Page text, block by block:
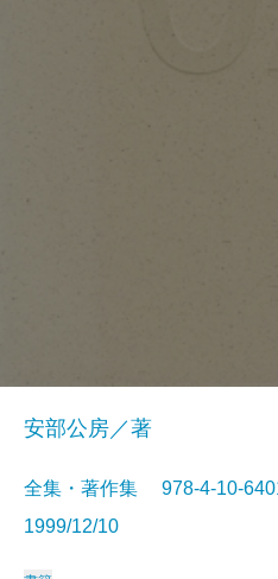
安部公房／著
全集・著作集 978-4-10-
1999/12/10